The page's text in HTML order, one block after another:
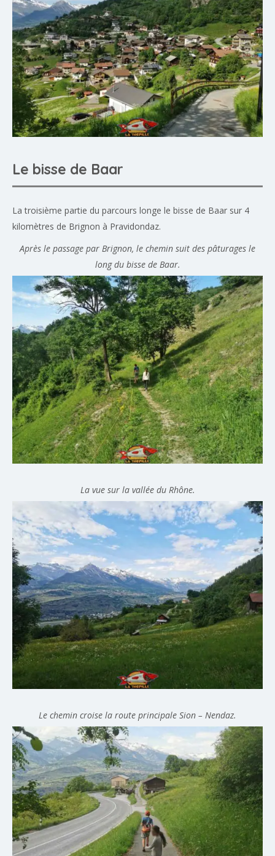
Le bisse de Baar
La troisième partie du parcours longe le bisse de Baar sur 4
kilomètres de Brignon à Pravidondaz.
Après le passage par Brignon, le chemin suit des pâturages le
long du bisse de Baar.
La vue sur la vallée du Rhône.
Le chemin croise la route principale Sion – Nendaz.